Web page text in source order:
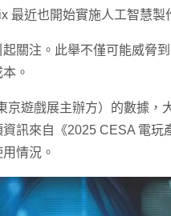
最近也開始實施人工智慧製
關注。此舉不僅可能威脅
。
遊戲展主辦方）的數據，
訊來自《2025 CESA 電玩
情況。